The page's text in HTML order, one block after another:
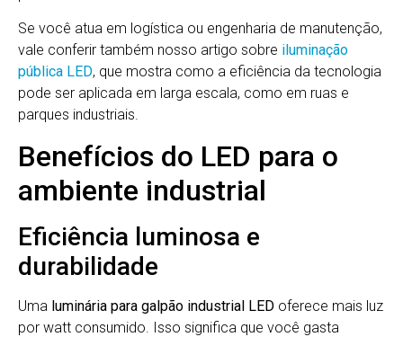
Se você atua em logística ou engenharia de manutenção,
vale conferir também nosso artigo sobre iluminação
pública LED, que mostra como a eficiência da tecnologia
pode ser aplicada em larga escala, como em ruas e
parques industriais.
Benefícios do LED para o
ambiente industrial
Eficiência luminosa e
durabilidade
Uma luminária para galpão industrial LED oferece mais luz
por watt consumido. Isso significa que você gasta